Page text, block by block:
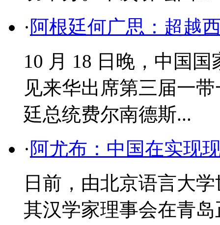
·阿根廷何广思：超越
​10 月 18 日晚，中国
见来华出席第三届一
廷总统费尔南德斯...
·阿尤布：中国在实现
日前，由北京语言大
其汉学家理事会在青